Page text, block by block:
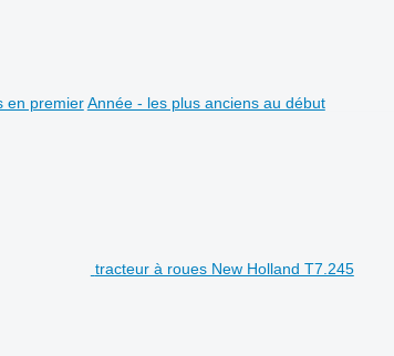
en premier Année - les plus anciens au début
tracteur à roues New Holland T7.245